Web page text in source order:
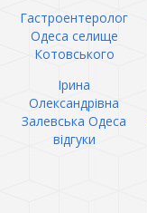
Гастроентеролог
Одеса селище
Котовського
Ірина
Олександрівна
Залевська Одеса
відгуки